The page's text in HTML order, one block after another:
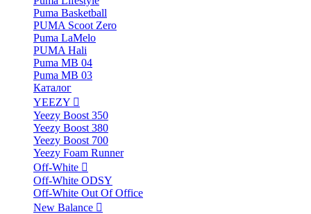
Puma Basketball
PUMA Scoot Zero
Puma LaMelo
PUMA Hali
Puma MB 04
Puma MB 03
Каталог
YEEZY
Yeezy Boost 350
Yeezy Boost 380
Yeezy Boost 700
Yeezy Foam Runner
Off-White
Off-White ODSY
Off-White Out Of Office
New Balance